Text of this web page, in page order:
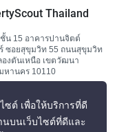
Thailand
น 15 อาคารปานจิตต์
ซอยสุขุมวิท 55 ถนนสุขุมวิท
งตันเหนือ เขตวัฒนา
หานคร 10110
ซต์ เพื่อให้บริการที่ดี
บนเว็บไซต์ที่ดีและ